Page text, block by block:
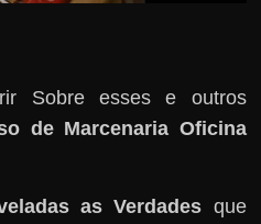
Sobre esses e outros
de Marcenaria Oficina
as Verdades que